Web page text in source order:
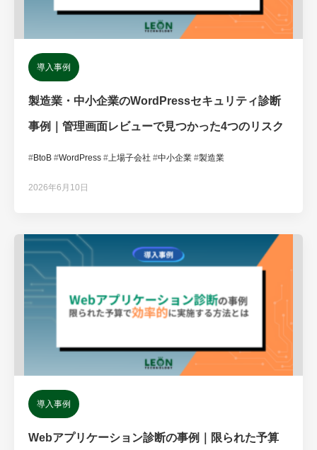
導入事例
製造業・中小企業のWordPressセキュリティ診断
事例｜管理画面レビューで見つかった4つのリスク
#BtoB #WordPress #上場子会社 #中小企業 #製造業
2026年6月10日
導入事例
Webアプリケーション診断の事例｜限られた予算